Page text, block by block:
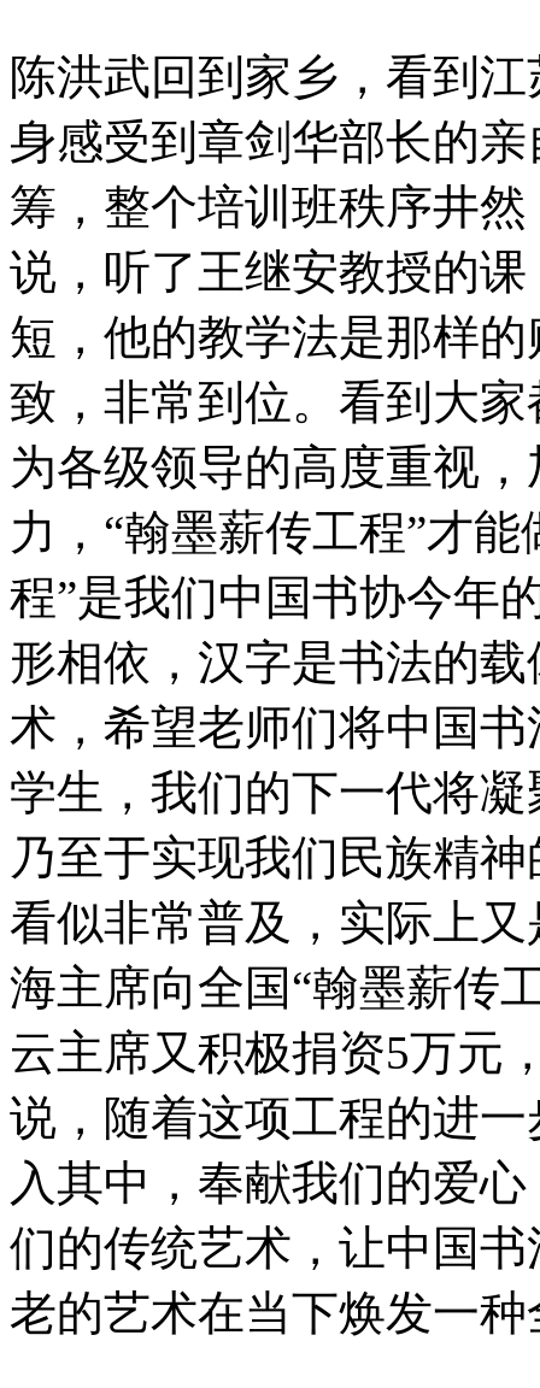
陈洪武回到家乡，看到
身感受到章剑华部长的
筹，整个培训班秩序井
说，听了王继安教授的
短，他的教学法是那样
致，非常到位。看到大
为各级领导的高度重视
力，“翰墨薪传工程”才
程”是我们中国书协今年
形相依，汉字是书法的
术，希望老师们将中国
学生，我们的下一代将
乃至于实现我们民族精
看似非常普及，实际上
海主席向全国“翰墨薪传
云主席又积极捐资5万元
说，随着这项工程的进
入其中，奉献我们的爱
们的传统艺术，让中国
老的艺术在当下焕发一